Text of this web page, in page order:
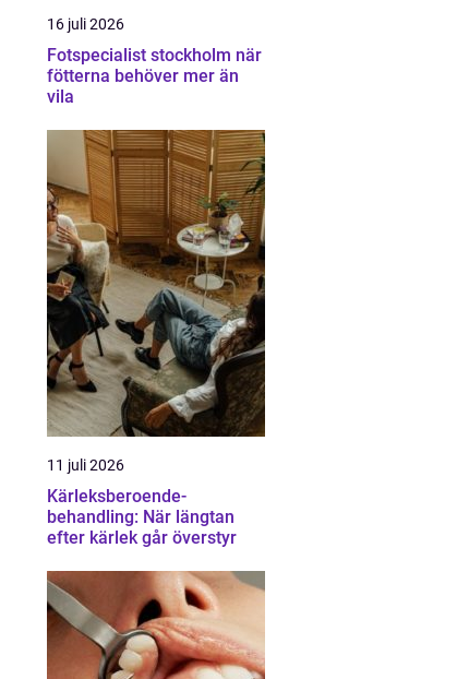
16 juli 2026
Fotspecialist stockholm när
fötterna behöver mer än
vila
11 juli 2026
Kärleksberoende-
behandling: När längtan
efter kärlek går överstyr